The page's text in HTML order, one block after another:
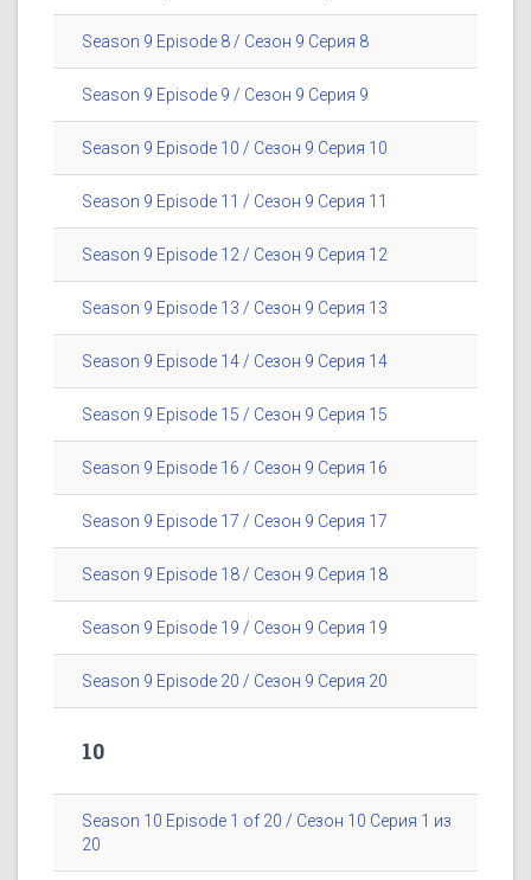
Season 9 Episode 8 / Сезон 9 Серия 8
Season 9 Episode 9 / Сезон 9 Серия 9
Season 9 Episode 10 / Сезон 9 Серия 10
Season 9 Episode 11 / Сезон 9 Серия 11
Season 9 Episode 12 / Сезон 9 Серия 12
Season 9 Episode 13 / Сезон 9 Серия 13
Season 9 Episode 14 / Сезон 9 Серия 14
Season 9 Episode 15 / Сезон 9 Серия 15
Season 9 Episode 16 / Сезон 9 Серия 16
Season 9 Episode 17 / Сезон 9 Серия 17
Season 9 Episode 18 / Сезон 9 Серия 18
Season 9 Episode 19 / Сезон 9 Серия 19
Season 9 Episode 20 / Сезон 9 Серия 20
10
Season 10 Episode 1 of 20 / Сезон 10 Серия 1 из
20